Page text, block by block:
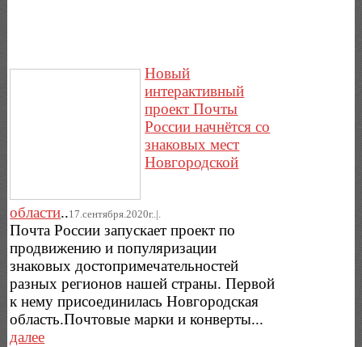
Новый
интерактивный
проект Почты
России начнётся со
знаковых мест
Новгородской
области..17.сентября.2020г..|.
Почта России запускает проект по
продвижению и популяризации
знаковых достопримечательностей
разных регионов нашей страны. Первой
к нему присоединилась Новгородская
область.Почтовые марки и конверты...
далее